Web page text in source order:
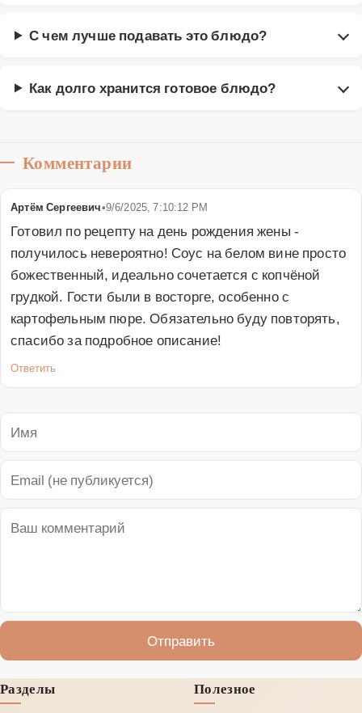
С чем лучше подавать это блюдо?
Как долго хранится готовое блюдо?
Комментарии
Артём Сергеевич•9/6/2025, 7:10:12 PM
Готовил по рецепту на день рождения жены -
получилось невероятно! Соус на белом вине просто
божественный, идеально сочетается с копчёной
грудкой. Гости были в восторге, особенно с
картофельным пюре. Обязательно буду повторять,
спасибо за подробное описание!
Ответить
Отправить
Разделы
Полезное